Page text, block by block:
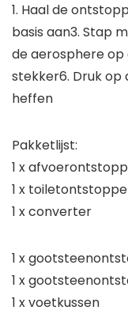
1. Haal de
basis aan3. Stap
de aerosphere
stekker6. Druk
heffen
Pakketlijst:
1 x
1 x
1 x converter
1 x
1 x
1 x voetkussen